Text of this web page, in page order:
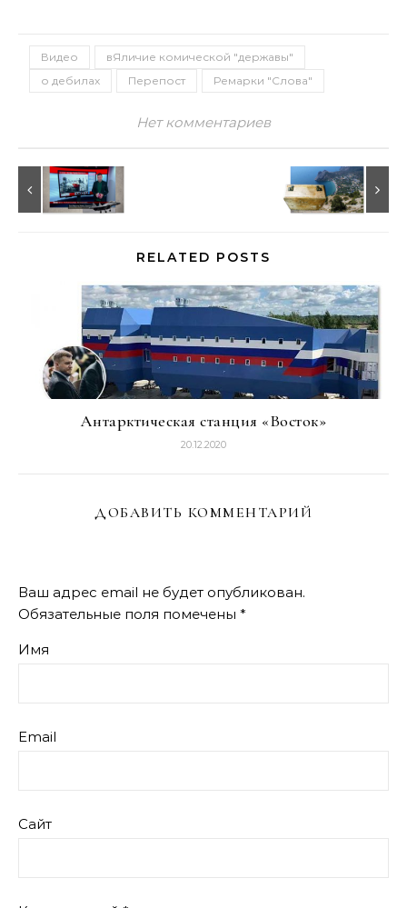
Видео
вЯличие комической "державы"
о дебилах
Перепост Ремарки "Слова"
Нет комментариев
RELATED POSTS
Антарктическая станция «Восток»
20.12.2020
ДОБАВИТЬ КОММЕНТАРИЙ
Ваш адрес email не будет опубликован.
Обязательные поля помечены *
Имя
Email
Сайт